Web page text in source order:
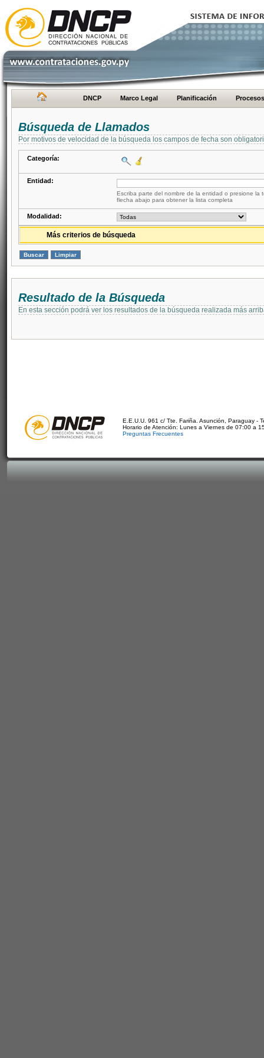
DNCP Marco Legal Planificación Procesos
Búsqueda de Llamados
Por motivos de velocidad de la búsqueda los campos de fecha son
Categoría:
Entidad:
Escriba parte del nombre de la entidad o presione la
flecha abajo para obtener la lista completa
Modalidad:
Más criterios de búsqueda
Resultado de la Búsqueda
En esta sección podrá ver los resultados de la búsqueda realizada más
E.E.U.U. 961 c/ Tte. Fariña. Asunción, Paraguay -
Horario de Atención: Lunes a Viernes de 07:00 a
Preguntas Frecuentes